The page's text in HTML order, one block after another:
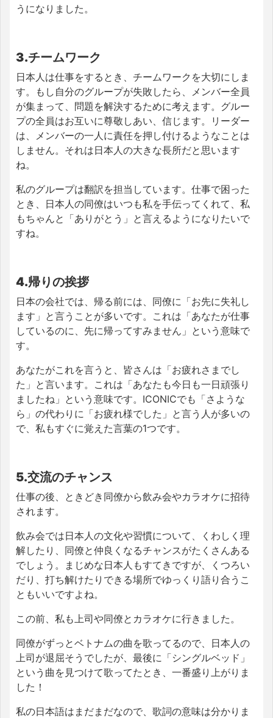
うになりました。
3.チームワーク
日本人は仕事をするとき、チームワークを大切にしま
す。もし自分のグループが失敗したら、メンバー全員
が集まって、問題を解決するために考えます。グルー
プの全員はお互いに尊敬しあい、信じます。リーダー
は、メンバーの一人に責任を押し付けるようなことは
しません。それは日本人の大きな長所だと思います
ね。
私のグループは翻訳を担当しています。仕事で困った
とき、日本人の同僚はいつも私を手伝ってくれて、私
もちゃんと「ありがとう」と言えるようになりたいで
すね。
4.帰りの挨拶
日本の会社では、帰る前には、同僚に「お先に失礼し
ます」と言うことが多いです。これは「あなたが仕事
しているのに、先に帰ってすみません」という意味で
す。
あなたがこれを言うと、皆さんは「お疲れさまでし
た」と言います。これは「あなたも今日も一日頑張り
ましたね」という意味です。ICONICでも「さような
ら」の代わりに「お疲れ様でした」と言う人が多いの
で、私もすぐに覚えた言葉の1つです。
5.交流のチャンス
仕事の後、ときどき同僚から飲み会やカラオケに招待
されます。
飲み会では日本人の文化や習慣について、くわしく理
解したり、同僚と仲良くなるチャンスがたくさんある
でしょう。まじめな日本人もすてきですが、くつろい
だり、打ち解けたりできる場所でゆっくり語り合うこ
ともいいですよね。
この前、私も上司や同僚とカラオケに行きました。
同僚がずっとベトナムの曲を歌ってるので、日本人の
上司が退屈そうでしたが、最後に「シングルベッド」
という曲を見つけて歌ってたとき、一番盛り上がりま
した！
私の日本語はまだまだなので、歌詞の意味は分かりま